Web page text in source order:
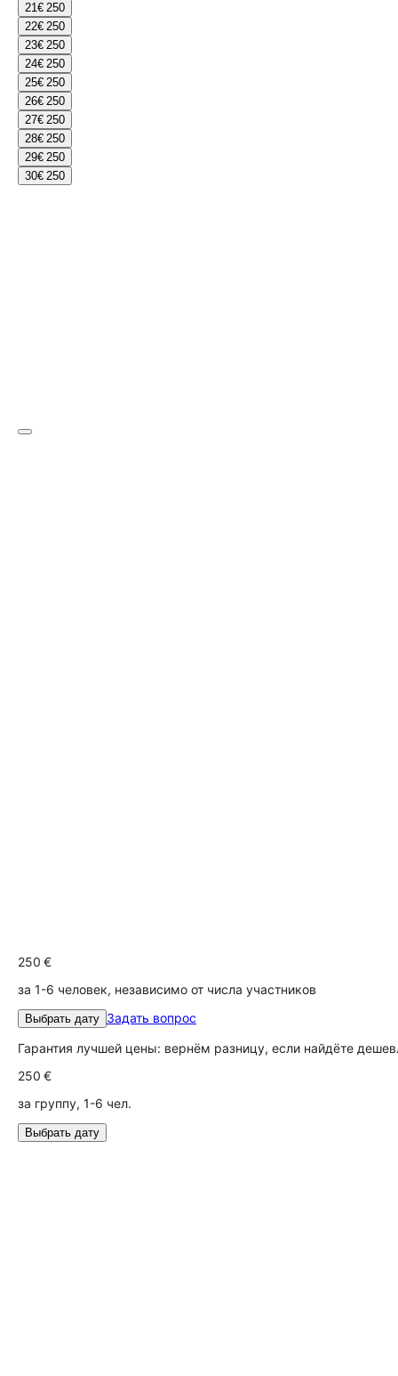
21€ 250
22€ 250
23€ 250
24€ 250
25€ 250
26€ 250
27€ 250
28€ 250
29€ 250
30€ 250
250 €
за 1-6 человек, независимо от числа участников
Выбрать дату Задать вопрос
Гарантия лучшей цены: вернём разницу, если найдёте
250 €
за группу, 1-6 чел.
Выбрать дату